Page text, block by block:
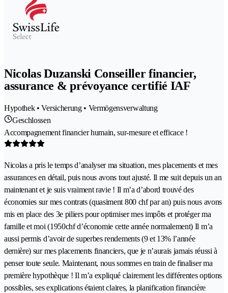
Nicolas Duzanski Conseiller financier,
assurance & prévoyance certifié IAF
Hypothek • Versicherung • Vermögensverwaltung
Geschlossen
Accompagnement financier humain, sur-mesure et efficace !
Nicolas a pris le temps d’analyser ma situation, mes placements et mes
assurances en détail, puis nous avons tout ajusté. Il me suit depuis un an
maintenant et je suis vraiment ravie ! Il m’a d’abord trouvé des
économies sur mes contrats (quasiment 800 chf par an) puis nous avons
mis en place des 3e piliers pour optimiser mes impôts et protéger ma
famille et moi (1950chf d’économie cette année normalement) Il m’a
aussi permis d’avoir de superbes rendements (9 et 13% l’année
dernière) sur mes placements financiers, que je n’aurais jamais réussi à
penser toute seule. Maintenant, nous sommes en train de finaliser ma
première hypothèque ! Il m’a expliqué clairement les différentes options
possibles, ses explications étaient claires, la planification financière